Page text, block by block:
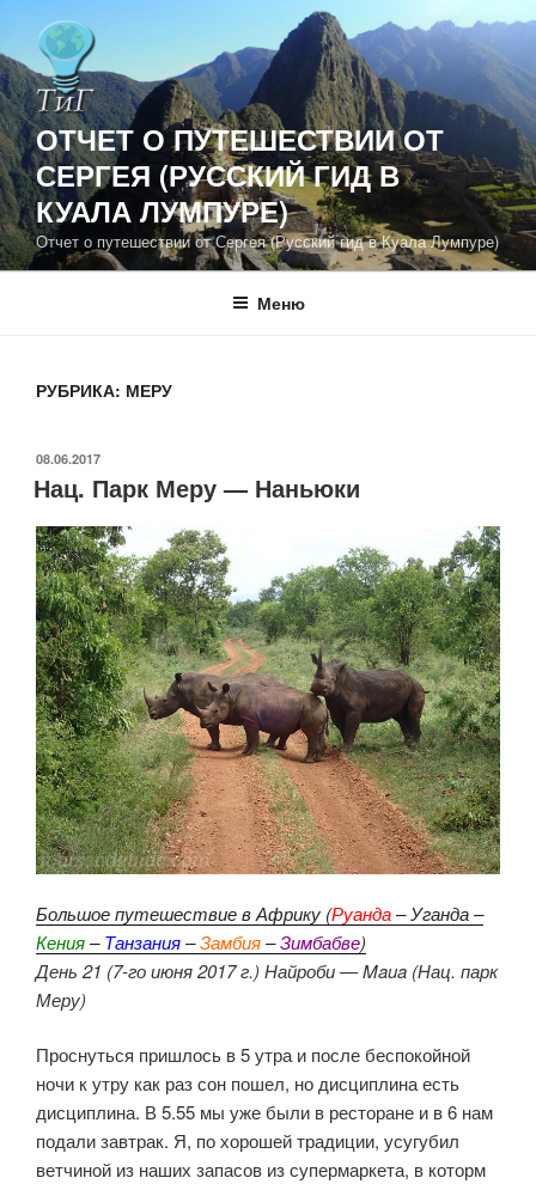
содержимому
ОТЧЕТ О ПУТЕШЕСТВИИ ОТ
СЕРГЕЯ (РУССКИЙ ГИД В
КУАЛА ЛУМПУРЕ)
Отчет о путешествии от Сергея (Русский гид в Куала Лумпуре)
Меню
РУБРИКА: МЕРУ
ОПУБЛИКОВАНО
08.06.2017
Нац. Парк Меру — Наньюки
Большое путешествие в Африку (Руанда– Уганда –
Кения–Танзания–Замбия–Зимбабве)
День 21 (7-го июня 2017 г.) Найроби — Maua (Нац. парк
Меру)
Проснуться пришлось в 5 утра и после беспокойной
ночи к утру как раз сон пошел, но дисциплина есть
дисциплина. В 5.55 мы уже были в ресторане и в 6 нам
подали завтрак. Я, по хорошей традиции, усугубил
ветчиной из наших запасов из супермаркета, в которм